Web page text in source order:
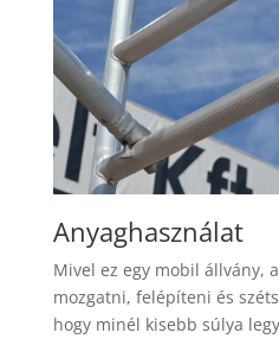
Anyaghasználat
Mivel ez egy mobil állvány,
mozgatni, felépíteni és
hogy minél kisebb súlya